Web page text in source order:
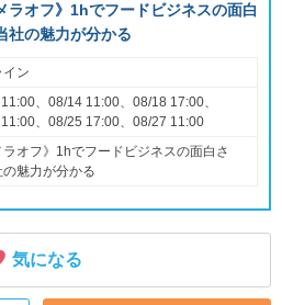
ラオフ》1hでフードビジネスの面白
社の魅力が分かる
イン
、08/14 11:00、08/18 17:00、
、08/25 17:00、08/27 11:00
ラオフ》1hでフードビジネスの面白さ
の魅力が分かる
気になる